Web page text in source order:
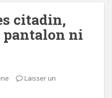
citadin,
pantalon ni
Laisser un